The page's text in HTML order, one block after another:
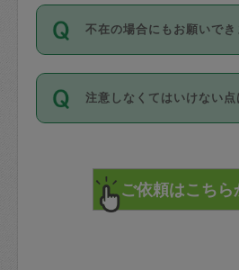
を依頼してください。
参考
【詳細】タスカジ
写真を撮り、
詳細FAQ：
損害賠償保
1. 直前キャンセル（定期
共通）
72時間を超える※と、以
料が発生します。
直前キャンセル料：
72時間前〜24時間前＝
「お試し利用」というメ
せんが、「一回のみ」依
とによって、気に入った
まず、条件の合う気にな
みてください。
その後、一番気に入った
不在の場合にもお願いでき
不在の場合の作業はタス
が必要です。数回の依頼
ジさんと依頼者の間で十
てください。
不在時に部屋に入るため
注意しなくてはいけない点
で、必ず鍵のかかるロッ
れて依頼者の責任の元管
けてください。